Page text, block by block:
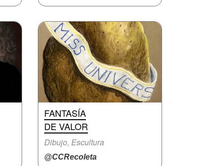
FANTASÍA
DE VALOR
Dibujo, Escultura
@CCRecoleta